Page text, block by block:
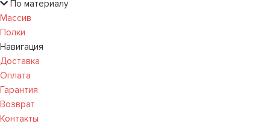
По материалу
Массив
Полки
Навигация
Доставка
Оплата
Гарантия
Возврат
Контакты